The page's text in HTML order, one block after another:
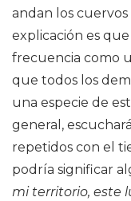
andan los
explicación es
frecuencia como
que todos los
una especie de
general,
repetidos con el
podría significar
mi territorio, este